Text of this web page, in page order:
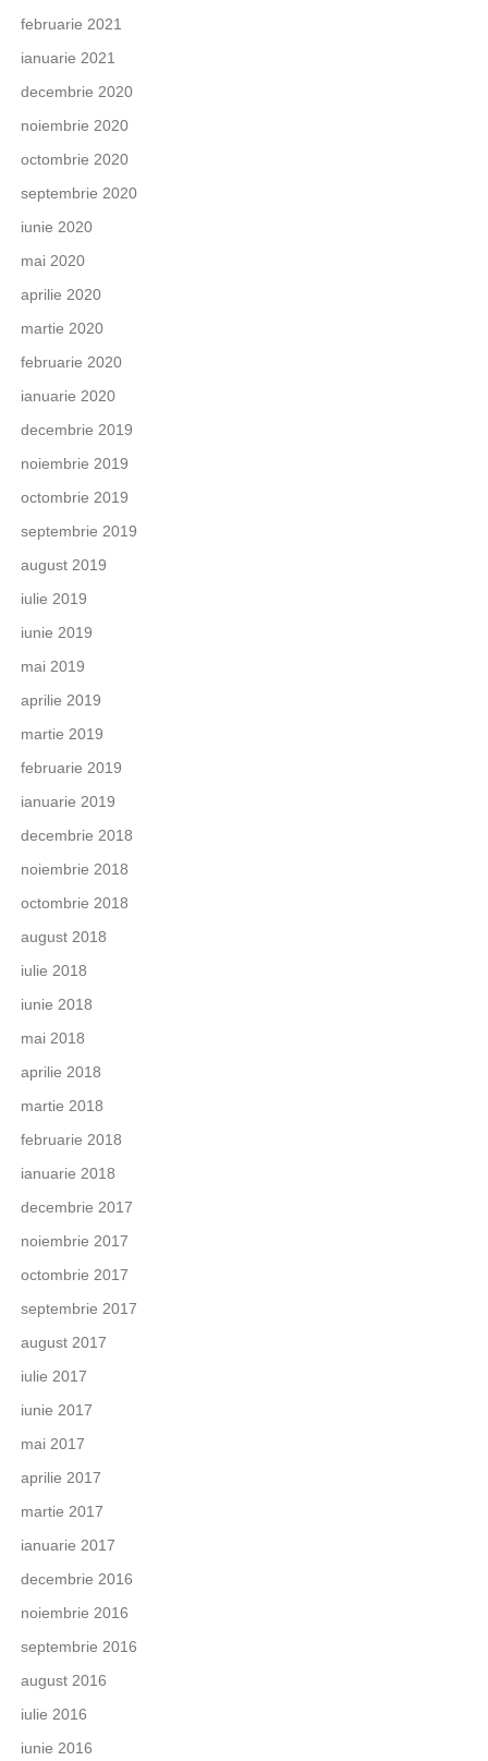
februarie 2021
ianuarie 2021
decembrie 2020
noiembrie 2020
octombrie 2020
septembrie 2020
iunie 2020
mai 2020
aprilie 2020
martie 2020
februarie 2020
ianuarie 2020
decembrie 2019
noiembrie 2019
octombrie 2019
septembrie 2019
august 2019
iulie 2019
iunie 2019
mai 2019
aprilie 2019
martie 2019
februarie 2019
ianuarie 2019
decembrie 2018
noiembrie 2018
octombrie 2018
august 2018
iulie 2018
iunie 2018
mai 2018
aprilie 2018
martie 2018
februarie 2018
ianuarie 2018
decembrie 2017
noiembrie 2017
octombrie 2017
septembrie 2017
august 2017
iulie 2017
iunie 2017
mai 2017
aprilie 2017
martie 2017
ianuarie 2017
decembrie 2016
noiembrie 2016
septembrie 2016
august 2016
iulie 2016
iunie 2016